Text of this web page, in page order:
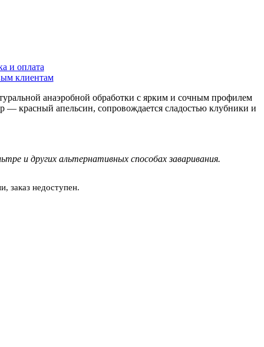
и оплата
клиентам
анаэробной обработки с ярким и сочным профилем
— красный апельсин, сопровождается сладостью клубники и
и других альтернативных способах заваривания.
заказ недоступен.